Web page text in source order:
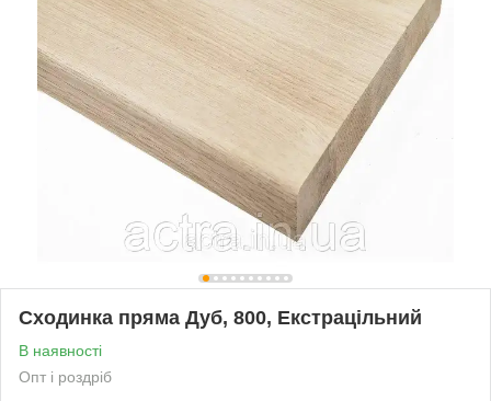
Сходинка пряма Дуб, 800, Екстрацільний
В наявності
Опт і роздріб